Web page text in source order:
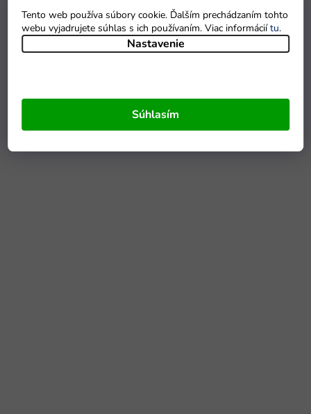
Tento web používa súbory cookie. Ďalším prechádzaním tohto
webu vyjadrujete súhlas s ich používaním. Viac informáciítu.
Nastavenie
Súhlasím